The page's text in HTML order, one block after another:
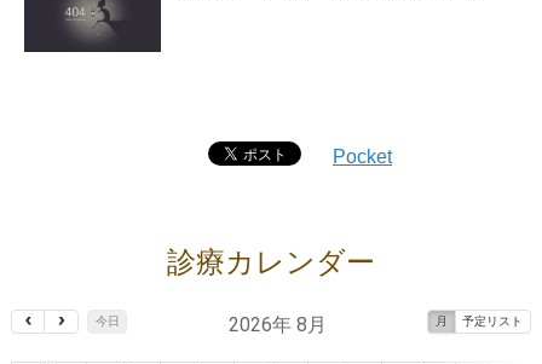
Pocket
診療カレンダー
今日 月 予定リスト
2026年 8月